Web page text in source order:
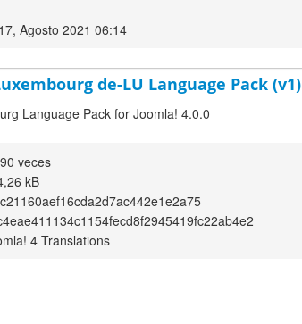
Agosto 2021 06:14
de-LU Language Pack (v1)
Language Pack for Joomla! 4.0.0
veces
kB
4 Translations